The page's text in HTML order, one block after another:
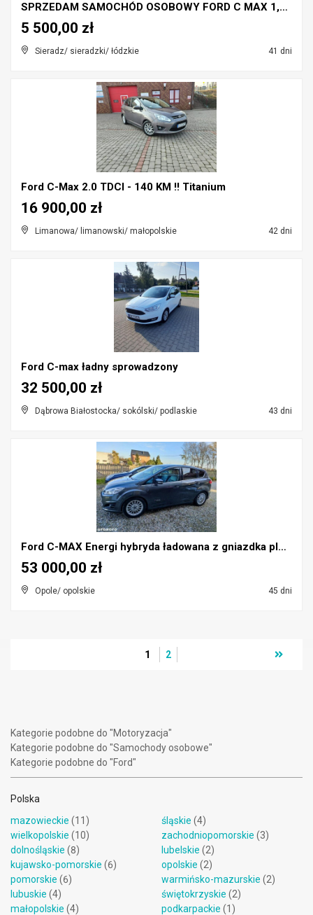
SPRZEDAM SAMOCHÓD OSOBOWY FORD C MAX 1,6 TDCi
Sieradz/ sieradzki/ łódzkie 41 dni
5 500,00 zł
Ford C-Max 2.0 TDCI - 140 KM !! Titanium
Limanowa/ limanowski/ małopolskie 42 dni
16 900,00 zł
Ford C-max ładny sprowadzony
Dąbrowa Białostocka/ sokólski/ podlaskie 43 dni
32 500,00 zł
Ford C-MAX Energi hybryda ładowana z gniazdka plug...
Opole/ opolskie 45 dni
53 000,00 zł
1 2
Kategorie podobne do "Motoryzacja"
Kategorie podobne do "Samochody osobowe"
Kategorie podobne do "Ford"
Polska
mazowieckie (11)
wielkopolskie (10)
dolnośląskie (8)
kujawsko-pomorskie (6)
pomorskie (6)
lubuskie (4)
małopolskie (4)
śląskie (4)
zachodniopomorskie (3)
lubelskie (2)
opolskie (2)
warmińsko-mazurskie (2)
świętokrzyskie (2)
podkarpackie (1)